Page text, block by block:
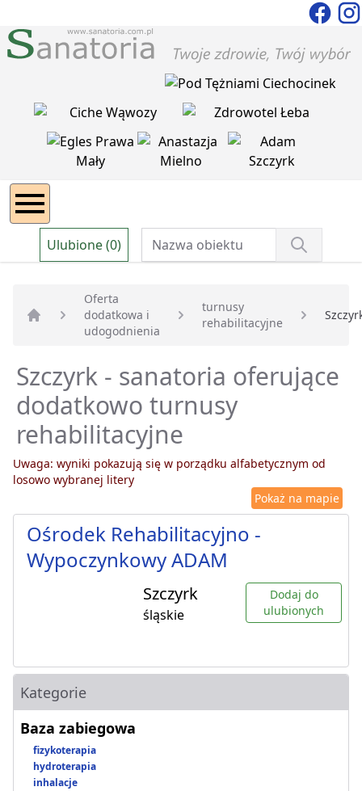
Ulubione (0)
Strona główna
Oferta
dodatkowa i
udogodnienia
turnusy
rehabilitacyjne
Szczyrk - sanatoria oferujące
dodatkowo turnusy
rehabilitacyjne
Uwaga: wyniki pokazują się w porządku alfabetycznym od
losowo wybranej litery
Pokaż na mapie
Ośrodek Rehabilitacyjno -
Wypoczynkowy ADAM
Szczyrk
śląskie
Dodaj do
ulubionych
Kategorie
Baza zabiegowa
fizykoterapia
hydroterapia
inhalacje